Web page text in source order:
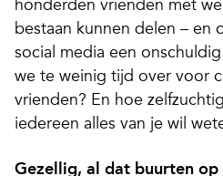
honderden vrienden met
bestaan kunnen delen – en
social media een
we te weinig tijd over voor
vrienden? En hoe
iedereen alles van je wil
Gezellig, al dat buurten